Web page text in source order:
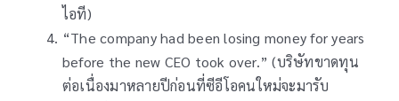
ไอที)
“The company had been losing money for years
before the new CEO took over.” (บริษัทขาดทุน
ต่อเนื่องมาหลายปีก่อนที่ซีอีโอคนใหม่จะมารับ